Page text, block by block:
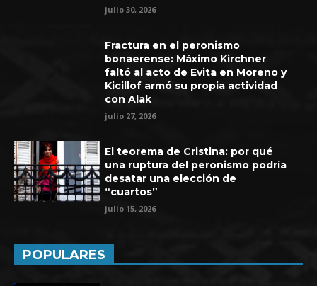
Experiencia de seis años en UEFA
julio 30, 2026
Fractura en el peronismo
bonaerense: Máximo Kirchner
faltó al acto de Evita en Moreno y
Kicillof armó su propia actividad
con Alak
julio 27, 2026
El teorema de Cristina: por qué
una ruptura del peronismo podría
desatar una elección de
“cuartos”
julio 15, 2026
POPULARES